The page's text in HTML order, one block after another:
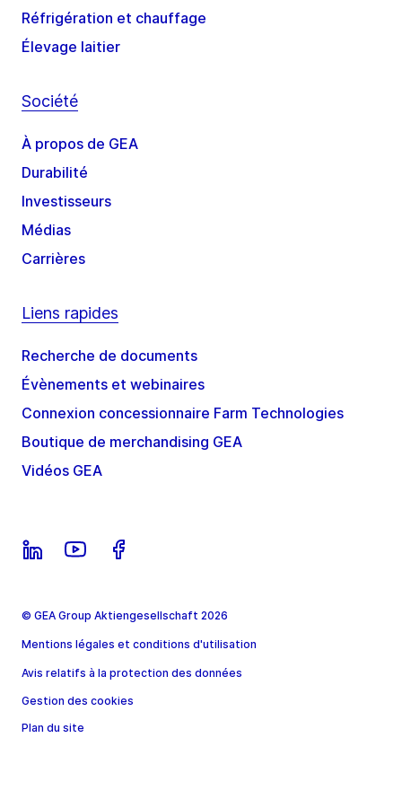
Réfrigération et chauffage
Élevage laitier
Société
À propos de GEA
Durabilité
Investisseurs
Médias
Carrières
Liens rapides
Recherche de documents
Évènements et webinaires
Connexion concessionnaire Farm Technologies
Boutique de merchandising GEA
Vidéos GEA
© GEA Group Aktiengesellschaft 2026
Mentions légales et conditions d'utilisation
Avis relatifs à la protection des données
Gestion des cookies
Plan du site